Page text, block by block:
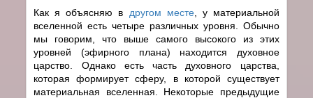
Как я объясняю в другом месте, у материальной
вселенной есть четыре различных уровня. Обычно
мы говорим, что выше самого высокого из этих
уровней (эфирного плана) находится духовное
царство. Однако есть часть духовного царства,
которая формирует сферу, в которой существует
материальная вселенная. Некоторые предыдущие